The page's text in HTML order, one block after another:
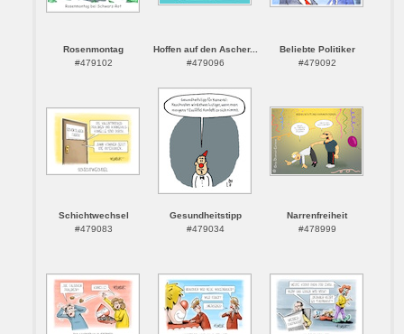
Rosenmontag
#479102
Hoffen auf den Ascher...
#479096
Beliebte Politiker
#479092
Schichtwechsel
#479083
Gesundheitstipp
#479034
Narrenfreiheit
#478999